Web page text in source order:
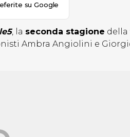
su Google
, la seconda stagione della
Ambra Angiolini e